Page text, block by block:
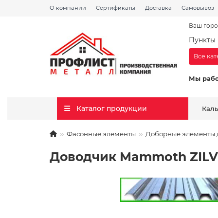
О компании Сертификаты Доставка Самовывоз
Ваш
Пункты
Мы
Все
Каталог продукции
Фасонные элементы Доборные элементы
Доводчик Mammoth ZILV